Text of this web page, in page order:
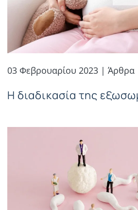
03 Φεβρουαρίου 2023 | Άρθρα
Η διαδικασία της